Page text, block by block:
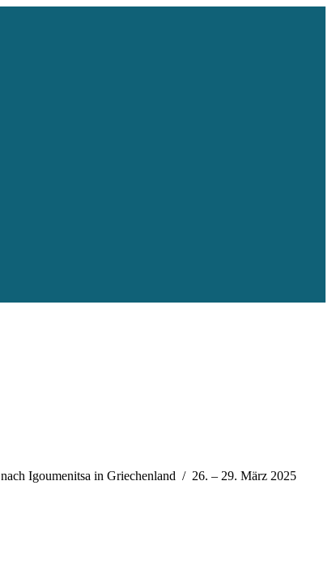
Igoumenitsa in Griechenland / 26. – 29. März 2025